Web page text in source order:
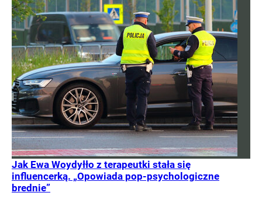
Jak Ewa Woydyłło z terapeutki stała się
influencerką. „Opowiada pop-psychologiczne
brednie”